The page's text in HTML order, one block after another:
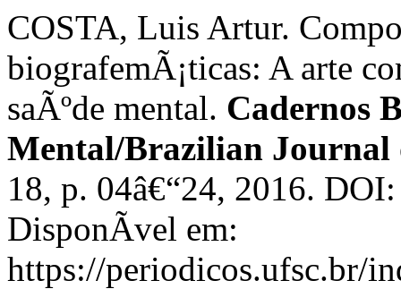
COSTA, Luis Artur.
biografemÃ¡ticas: A arte
saÃºde mental. Cadernos
Mental/Brazilian Journal
18, p. 04â€“24, 2016.
DisponÃ­vel em:
https://periodicos.ufsc.br/